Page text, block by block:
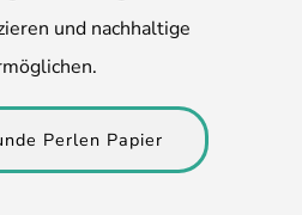
und nachhaltige
Perlen Papier